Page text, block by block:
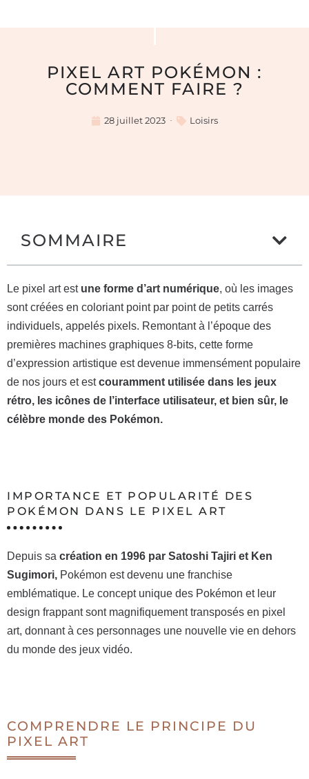
PIXEL ART POKÉMON :
COMMENT FAIRE ?
28 juillet 2023 Loisirs
SOMMAIRE
Le pixel art est une forme d’art numérique, où les images
sont créées en coloriant point par point de petits carrés
individuels, appelés pixels. Remontant à l’époque des
premières machines graphiques 8-bits, cette forme
d’expression artistique est devenue immensément populaire
de nos jours et estcouramment utilisée dans les jeux
rétro, les icônes de l’interface utilisateur, et bien sûr, le
célèbre monde des Pokémon.
IMPORTANCE ET POPULARITÉ DES
POKÉMON DANS LE PIXEL ART
Depuis sa création en 1996 par Satoshi Tajiri et Ken
Sugimori, Pokémon est devenu une franchise
emblématique. Le concept unique des Pokémon et leur
design frappant sont magnifiquement transposés en pixel
art, donnant à ces personnages une nouvelle vie en dehors
du monde des jeux vidéo.
COMPRENDRE LE PRINCIPE DU
PIXEL ART